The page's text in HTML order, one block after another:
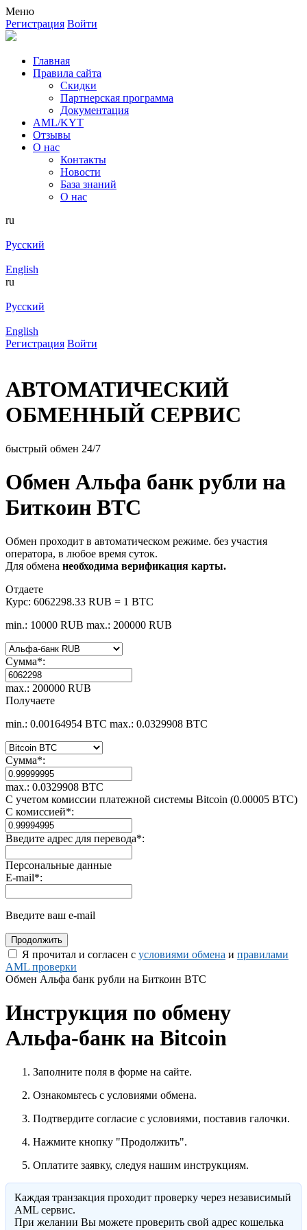
Меню
Регистрация Войти
Главная
Правила сайта
Скидки
Партнерская программа
Документация
AML/KYT
Отзывы
О нас
Контакты
Новости
База знаний
О нас
ru
Русский
English
ru
Русский
English
Регистрация Войти
АВТОМАТИЧЕСКИЙ
ОБМЕННЫЙ СЕРВИС
быстрый обмен 24/7
Обмен Альфа банк рубли на
Биткоин BTC
Обмен проходит в автоматическом режиме. без участия
оператора, в любое время суток.
Для обмена необходима верификация карты.
Отдаете
Курс: 6062298.33 RUB = 1 BTC
min.: 10000 RUB max.: 200000 RUB
Сумма*:
max.: 200000 RUB
Получаете
min.: 0.00164954 BTC max.: 0.0329908 BTC
Сумма*:
max.: 0.0329908 BTC
С учетом комиссии платежной системы Bitcoin (0.00005 BTC)
С комиссией*:
Введите адрес для перевода*:
Персональные данные
E-mail*:
Введите ваш e-mail
Я прочитал и согласен с условиями обмена и правилами
AML проверки
Обмен Альфа банк рубли на Биткоин BTC
Инструкция по обмену
Альфа-банк на Bitcoin
Заполните поля в форме на сайте.
Ознакомьтесь с условиями обмена.
Подтвердите согласие с условиями, поставив галочки.
Нажмите кнопку "Продолжить".
Оплатите заявку, следуя нашим инструкциям.
Каждая транзакция проходит проверку через независимый
AML сервис.
При желании Вы можете проверить свой адрес кошелька